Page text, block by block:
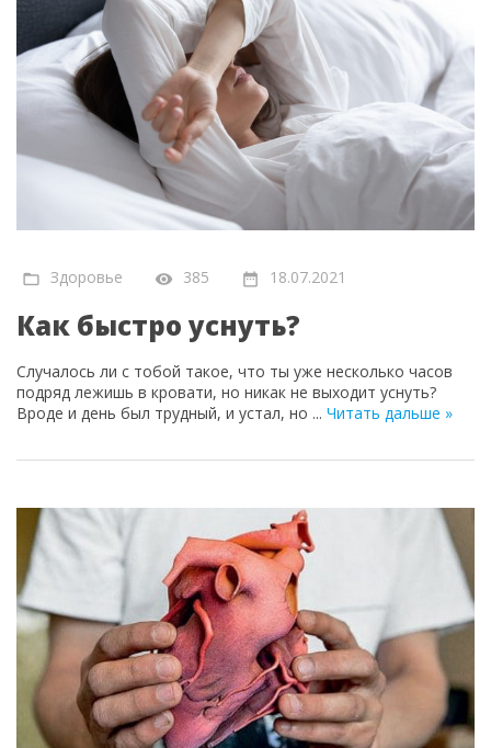
Здоровье 385 18.07.2021
Как быстро уснуть?
Случалось ли с тобой такое, что ты уже несколько часов
подряд лежишь в кровати, но никак не выходит уснуть?
Вроде и день был трудный, и устал, но ... Читать дальше »